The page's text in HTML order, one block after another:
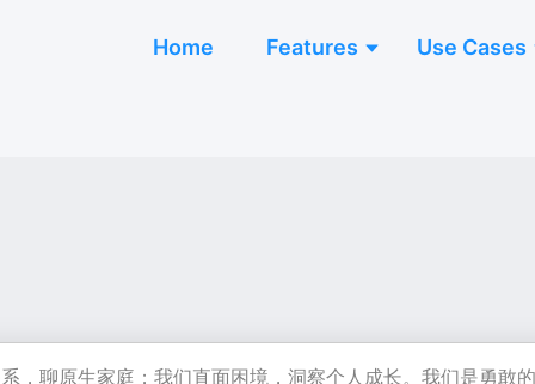
Home Features Use Cases
，聊原生家庭；我们直面困境，洞察个人成长。我们是勇敢